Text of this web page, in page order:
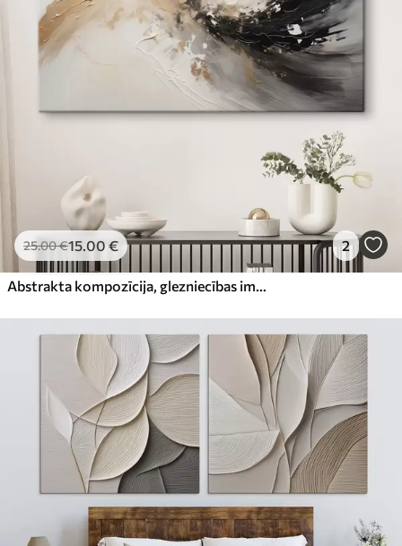
25.00€15.00 € 2
Abstrakta kompozīcija, glezniecības imitācija